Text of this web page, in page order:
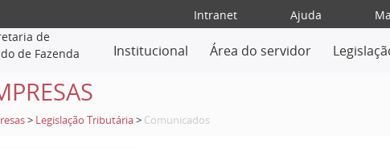
Intranet Ajuda
de
de Fazenda
Institucional Área do servidor
> Legislação Tributária > Comunicados